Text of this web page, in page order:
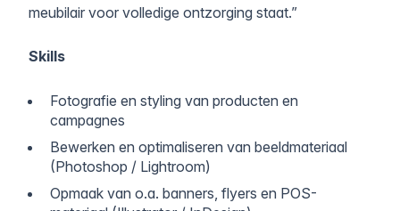
meubilair voor volledige ontzorging staat.”
Skills
Fotografie en styling van producten en
campagnes
Bewerken en optimaliseren van beeldmateriaal
(Photoshop / Lightroom)
Opmaak van o.a. banners, flyers en POS-